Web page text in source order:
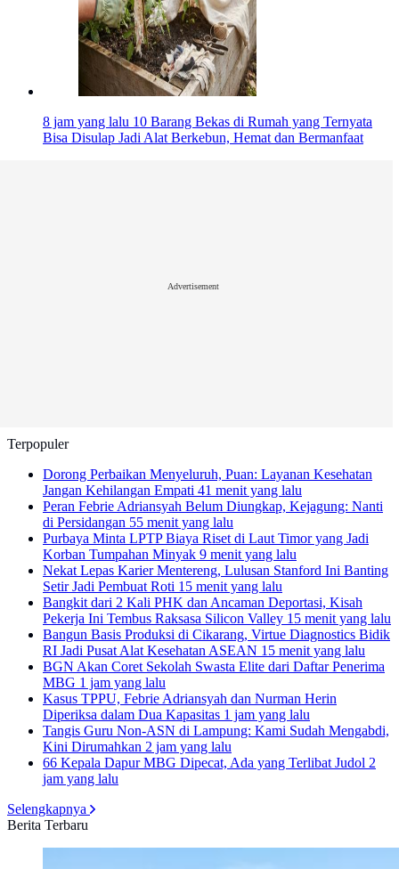
8 jam yang lalu 10 Barang Bekas di Rumah yang Ternyata
Bisa Disulap Jadi Alat Berkebun, Hemat dan Bermanfaat
Advertisement
Terpopuler
Dorong Perbaikan Menyeluruh, Puan: Layanan Kesehatan
Jangan Kehilangan Empati 41 menit yang lalu
Peran Febrie Adriansyah Belum Diungkap, Kejagung: Nanti
di Persidangan 55 menit yang lalu
Purbaya Minta LPTP Biaya Riset di Laut Timor yang Jadi
Korban Tumpahan Minyak 9 menit yang lalu
Nekat Lepas Karier Mentereng, Lulusan Stanford Ini Banting
Setir Jadi Pembuat Roti 15 menit yang lalu
Bangkit dari 2 Kali PHK dan Ancaman Deportasi, Kisah
Pekerja Ini Tembus Raksasa Silicon Valley 15 menit yang lalu
Bangun Basis Produksi di Cikarang, Virtue Diagnostics Bidik
RI Jadi Pusat Alat Kesehatan ASEAN 15 menit yang lalu
BGN Akan Coret Sekolah Swasta Elite dari Daftar Penerima
MBG 1 jam yang lalu
Kasus TPPU, Febrie Adriansyah dan Nurman Herin
Diperiksa dalam Dua Kapasitas 1 jam yang lalu
Tangis Guru Non-ASN di Lampung: Kami Sudah Mengabdi,
Kini Dirumahkan 2 jam yang lalu
66 Kepala Dapur MBG Dipecat, Ada yang Terlibat Judol 2
jam yang lalu
Selengkapnya
Berita Terbaru